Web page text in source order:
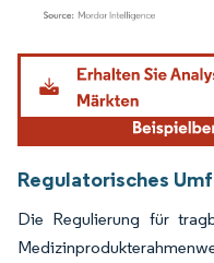
Bild © Mordor Intelligence.
Regulatorisches
Die Regulierung für